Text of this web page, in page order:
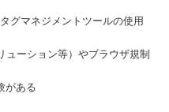
グマネジメントツールの使用
ューション等）やブラウザ規制
がある